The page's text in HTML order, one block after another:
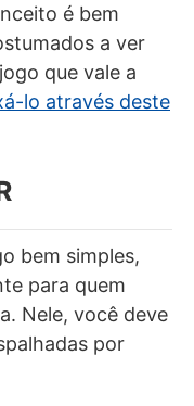
é bem
a ver
que vale a
lo através deste
bem simples,
para quem
Nele, você deve
por